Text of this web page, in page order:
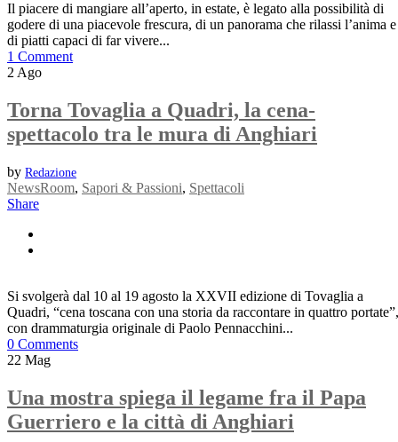
Il piacere di mangiare all’aperto, in estate, è legato alla possibilità di
godere di una piacevole frescura, di un panorama che rilassi l’anima e
di piatti capaci di far vivere...
1 Comment
2 Ago
Torna Tovaglia a Quadri, la cena-
spettacolo tra le mura di Anghiari
by Redazione
NewsRoom, Sapori & Passioni, Spettacoli
Share
Si svolgerà dal 10 al 19 agosto la XXVII edizione di Tovaglia a
Quadri, “cena toscana con una storia da raccontare in quattro portate”,
con drammaturgia originale di Paolo Pennacchini...
0 Comments
22 Mag
Una mostra spiega il legame fra il Papa
Guerriero e la città di Anghiari